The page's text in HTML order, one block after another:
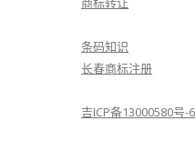
条码知识
长春商标注册
吉ICP备13000580号-6